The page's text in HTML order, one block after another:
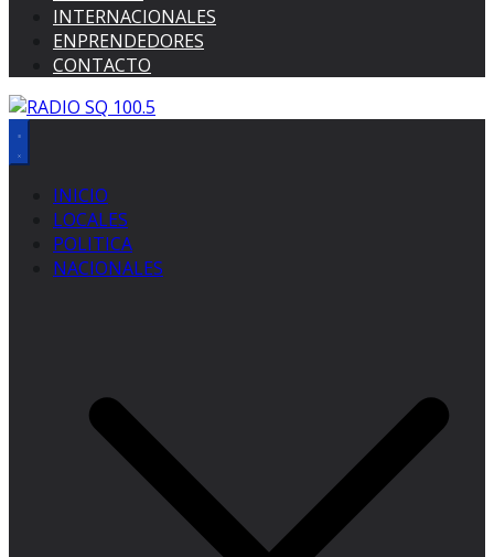
INTERNACIONALES
ENPRENDEDORES
CONTACTO
INICIO
LOCALES
POLITICA
NACIONALES